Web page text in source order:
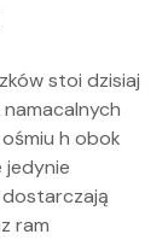
stoi dzisiaj
h obok
jedynie
ram